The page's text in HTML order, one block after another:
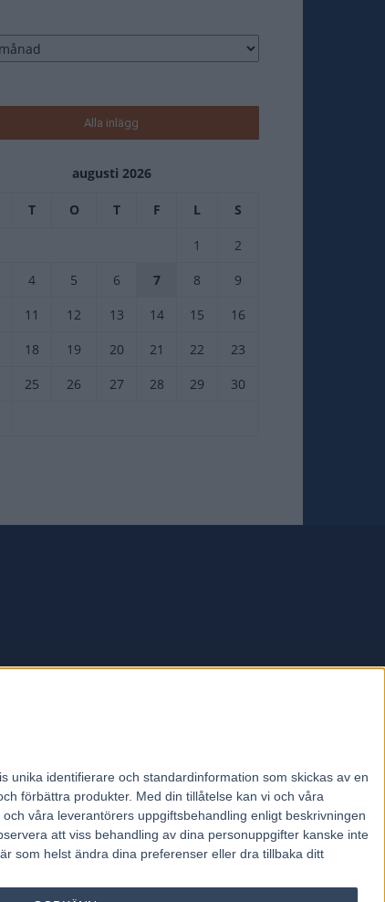
unika identifierare och standardinformation som skickas av en
förbättra produkter. Med din tillåtelse kan vi och våra
våra leverantörers uppgiftsbehandling enligt beskrivningen
att viss behandling av dina personuppgifter kanske inte
som helst ändra dina preferenser eller dra tillbaka ditt
Alla inlägg
augusti 2026
T O T F L S
1
2
4 5 6 7 8
9
11 12 13 14 15
16
18 19 20 21 22
23
25 26 27 28 29
30